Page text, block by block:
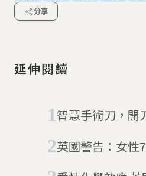
分享
延伸閱讀
智慧手術刀，開
英國警告：女性